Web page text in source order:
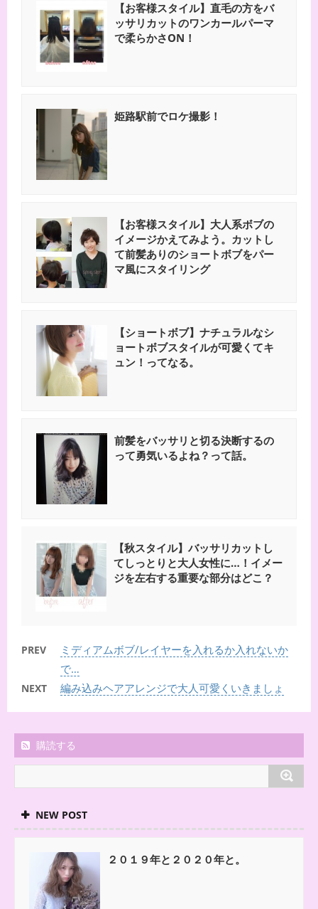
【お客様スタイル】直毛の方をバ
ッサリカットのワンカールパーマ
で柔らかさON！
姫路駅前でロケ撮影！
【お客様スタイル】大人系ボブの
イメージかえてみよう。カットし
て前髪ありのショートボブをパー
マ風にスタイリング
【ショートボブ】ナチュラルなシ
ョートボブスタイルが可愛くてキ
ュン！ってなる。
前髪をバッサリと切る決断するの
って勇気いるよね？って話。
【秋スタイル】バッサリカットし
てしっとりと大人女性に…！イメー
ジを左右する重要な部分はどこ？
PREV
ミディアムボブ/レイヤーを入れるか入れないか
で…
NEXT 編み込みヘアアレンジで大人可愛くいきましょ
購読する
NEW POST
２０１９年と２０２０年と。